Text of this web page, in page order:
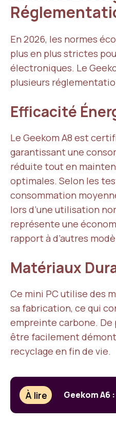
En 2026, les normes
plus en plus strictes
électroniques. Le
plusieurs
Efficacité
Le Geekom A8 est
garantissant une
réduite tout en
optimales. Selon les
consommation
lors d’une utilisation
représente une
rapport à d’autres
Matériaux
Ce mini PC utilise des
sa fabrication, ce qui
empreinte carbone. De
être facilement
recyclage en fin de vie.
À lire Geekom A6